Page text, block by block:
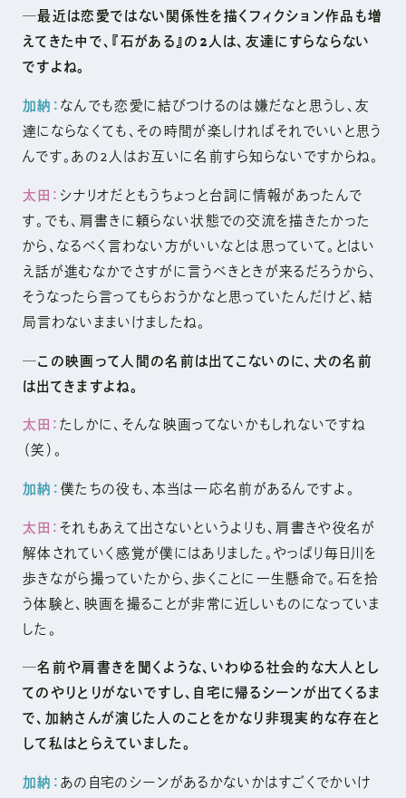
─最近は恋愛ではない関係性を描くフィクション作品も増
えてきた中で、『石がある』の2人は、友達にすらならない
ですよね。
加納：なんでも恋愛に結びつけるのは嫌だなと思うし、友
達にならなくても、その時間が楽しければそれでいいと思う
んです。あの2人はお互いに名前すら知らないですからね。
太田： シナリオだともうちょっと台詞に情報があったんで
す。でも、肩書きに頼らない状態での交流を描きたかった
から、なるべく言わない方がいいなとは思っていて。とはい
え話が進むなかでさすがに言うべきときが来るだろうから、
そうなったら言ってもらおうかなと思っていたんだけど、結
局言わないままいけましたね。
─この映画って人間の名前は出てこないのに、犬の名前
は出てきますよね。
太田：たしかに、そんな映画ってないかもしれないですね
（笑）。
加納：僕たちの役も、本当は一応名前があるんですよ。
太田：それもあえて出さないというよりも、肩書きや役名が
解体されていく感覚が僕にはありました。やっぱり毎日川を
歩きながら撮っていたから、歩くことに一生懸命で。石を拾
う体験と、映画を撮ることが非常に近しいものになっていま
した。
─名前や肩書きを聞くような、いわゆる社会的な大人とし
てのやりとりがないですし、自宅に帰るシーンが出てくるま
で、加納さんが演じた人のことをかなり非現実的な存在と
して私はとらえていました。
加納：あの自宅のシーンがあるかないかはすごくでかいけ